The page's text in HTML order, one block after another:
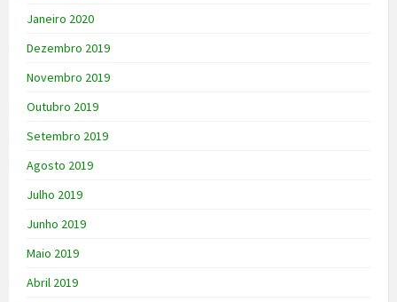
Janeiro 2020
Dezembro 2019
Novembro 2019
Outubro 2019
Setembro 2019
Agosto 2019
Julho 2019
Junho 2019
Maio 2019
Abril 2019